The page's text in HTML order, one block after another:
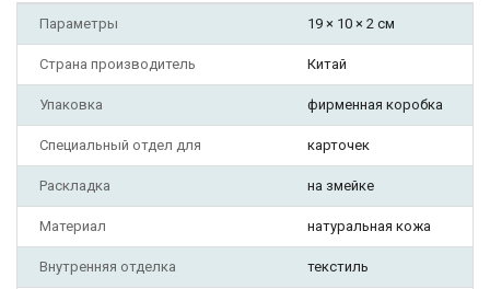
Параметры 19 × 10 × 2 см
Страна производитель Китай
Упаковка фирменная коробка
Специальный отдел для карточек
Раскладка на змейке
Материал натуральная кожа
Внутренняя отделка текстиль